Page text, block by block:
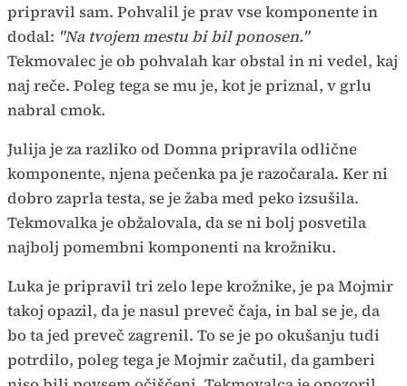
pripravil sam. Pohvalil je prav vse komponente in
dodal: "Na tvojem mestu bi bil ponosen."
Tekmovalec je ob pohvalah kar obstal in ni vedel, kaj
naj reče. Poleg tega se mu je, kot je priznal, v grlu
nabral cmok.
Julija je za razliko od Domna pripravila odlične
komponente, njena pečenka pa je razočarala. Ker ni
dobro zaprla testa, se je žaba med peko izsušila.
Tekmovalka je obžalovala, da se ni bolj posvetila
najbolj pomembni komponenti na krožniku.
Luka je pripravil tri zelo lepe krožnike, je pa Mojmir
takoj opazil, da je nasul preveč čaja, in bal se je, da
bo ta jed preveč zagrenil. To se je po okušanju tudi
potrdilo, poleg tega je Mojmir začutil, da gamberi